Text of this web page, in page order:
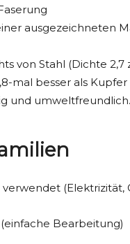
ausgezeichneten
von Stahl (Dichte 2,7
mal besser als Kupfer
und umweltfreundlich.
(Elektrizität,
Bearbeitung)